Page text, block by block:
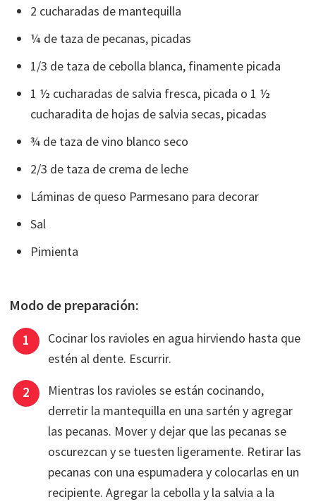
2 cucharadas de mantequilla
¼ de taza de pecanas, picadas
1/3 de taza de cebolla blanca, finamente picada
1 ½ cucharadas de salvia fresca, picada o 1 ½
cucharadita de hojas de salvia secas, picadas
¾ de taza de vino blanco seco
2/3 de taza de crema de leche
Láminas de queso Parmesano para decorar
Sal
Pimienta
Modo de preparación:
Cocinar los ravioles en agua hirviendo hasta que
estén al dente. Escurrir.
Mientras los ravioles se están cocinando,
derretir la mantequilla en una sartén y agregar
las pecanas. Mover y dejar que las pecanas se
oscurezcan y se tuesten ligeramente. Retirar las
pecanas con una espumadera y colocarlas en un
recipiente. Agregar la cebolla y la salvia a la